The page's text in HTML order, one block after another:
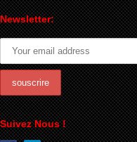
Newsletter:
Suivez Nous !